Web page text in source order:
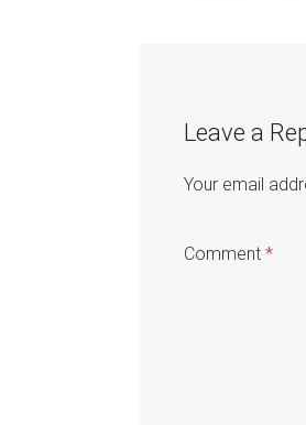
Leave a
Your email
Comment *